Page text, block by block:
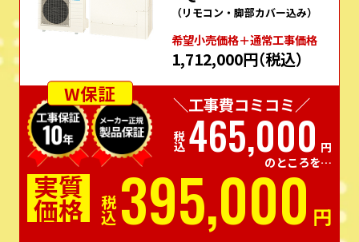
（リモコン・脚部カバー込み）
希望⼩売価格＋通常⼯事価格
1,712,000円（税込）
W保証
＼工事費コミコミ／
税込465,000 円
のところを…
実質
価格 税込395,000 円